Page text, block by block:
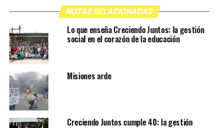
NOTAS RELACIONADAS
Lo que enseña Creciendo Juntos: la gestión
social en el corazón de la educación
Misiones arde
Creciendo Juntos cumple 40: la gestión